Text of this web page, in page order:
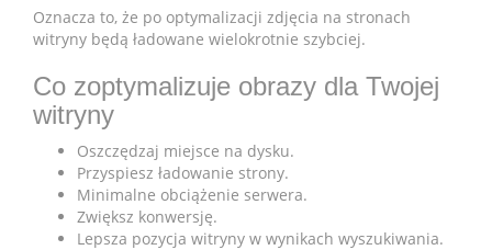
Oznacza to, że po optymalizacji zdjęcia na stronach
witryny będą ładowane wielokrotnie szybciej.
Co zoptymalizuje obrazy dla Twojej
witryny
Oszczędzaj miejsce na dysku.
Przyspiesz ładowanie strony.
Minimalne obciążenie serwera.
Zwiększ konwersję.
Lepsza pozycja witryny w wynikach wyszukiwania.